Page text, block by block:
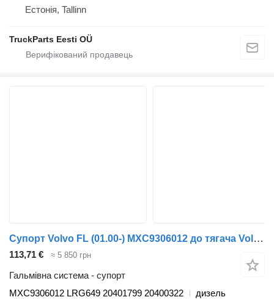
Естонія, Tallinn
TruckParts Eesti OÜ
Супорт Volvo FL (01.00-) MXC9306012 до тягача Volvo FL, FL6, FL7, FL10, FL12, FS718 (1985-2005)
113,71 € ≈ 5 850 грн
Гальмівна система - супорт
MXC9306012 LRG649 20401799 20400322
дизель